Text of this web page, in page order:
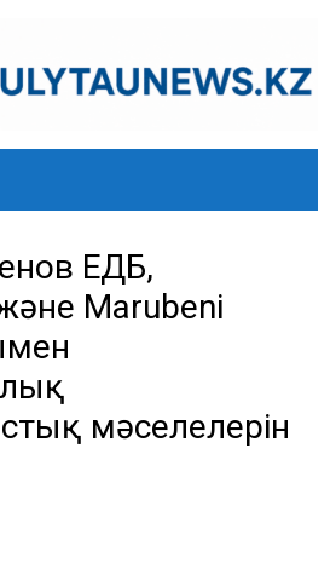
ЕҚДБ,
Marubeni
мәселелерін